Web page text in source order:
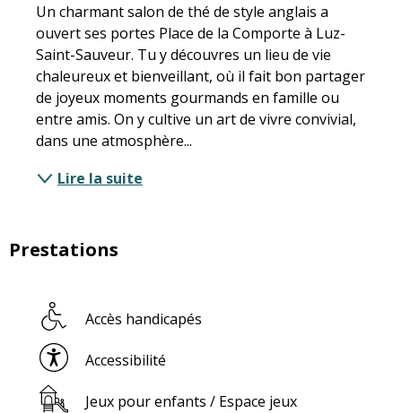
Un charmant salon de thé de style anglais a
ouvert ses portes Place de la Comporte à Luz-
Saint-Sauveur. Tu y découvres un lieu de vie
chaleureux et bienveillant, où il fait bon partager
de joyeux moments gourmands en famille ou
entre amis. On y cultive un art de vivre convivial,
dans une atmosphère...
Lire la suite
Prestations
Accès handicapés
Accessibilité
Jeux pour enfants / Espace jeux